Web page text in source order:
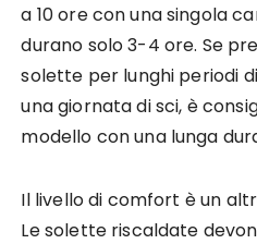
a 10 ore con una singola
durano solo 3-4 ore. Se
solette per lunghi periodi
una giornata di sci, è
modello con una lunga
Il livello di comfort è un
Le solette riscaldate